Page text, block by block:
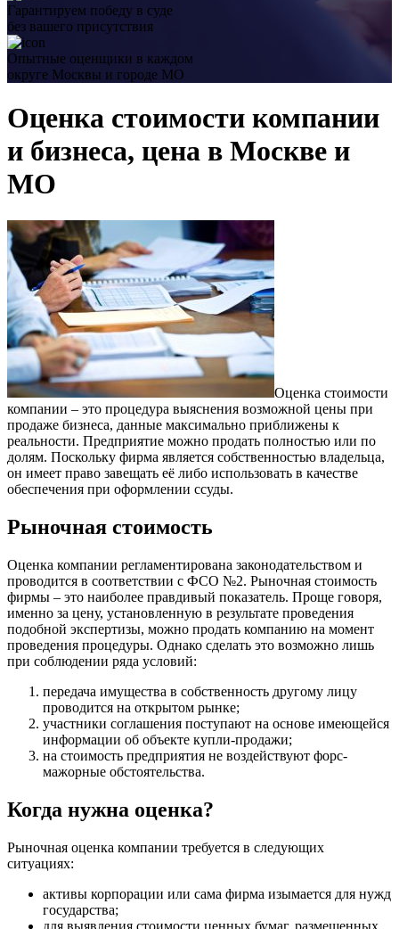
Гарантируем победу в суде
без вашего присутствия
Опытные оценщики в каждом
округе Москвы и городе МО
Оценка стоимости компании
и бизнеса, цена в Москве и
МО
Оценка стоимости
компании – это процедура выяснения возможной цены при
продаже бизнеса, данные максимально приближены к
реальности. Предприятие можно продать полностью или по
долям. Поскольку фирма является собственностью владельца,
он имеет право завещать её либо использовать в качестве
обеспечения при оформлении ссуды.
Рыночная стоимость
Оценка компании регламентирована законодательством и
проводится в соответствии с ФСО №2. Рыночная стоимость
фирмы – это наиболее правдивый показатель. Проще говоря,
именно за цену, установленную в результате проведения
подобной экспертизы, можно продать компанию на момент
проведения процедуры. Однако сделать это возможно лишь
при соблюдении ряда условий:
передача имущества в собственность другому лицу
проводится на открытом рынке;
участники соглашения поступают на основе имеющейся
информации об объекте купли-продажи;
на стоимость предприятия не воздействуют форс-
мажорные обстоятельства.
Когда нужна оценка?
Рыночная оценка компании требуется в следующих
ситуациях:
активы корпорации или сама фирма изымается для нужд
государства;
для выявления стоимости ценных бумаг, размещенных